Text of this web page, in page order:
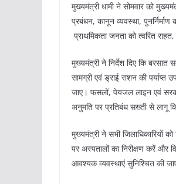
मुख्यमंत्री धामी ने सोमवार को
प्रबंधन, कानून व्यवस्था,
प्राथमिकता जनता को त्वरित
मुख्यमंत्री ने निर्देश दिए कि बरसात
सामग्री एवं ड्राई राशन की
जाए। फसलों, पेयजल लाइन एवं
अनुमति पर प्रतिबंध सख्ती से लागू
मुख्यमंत्री ने सभी जिलाधिकारियों
पर अस्पतालों का निरीक्षण करें
आवश्यक व्यवस्थाएं सुनिश्चित की